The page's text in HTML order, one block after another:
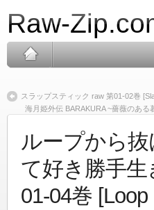
Raw-
スラップスティック raw 第01-02巻
海月姫外伝 BARAKURA ~薔薇のあ
ループから
て好き勝手
01-04巻